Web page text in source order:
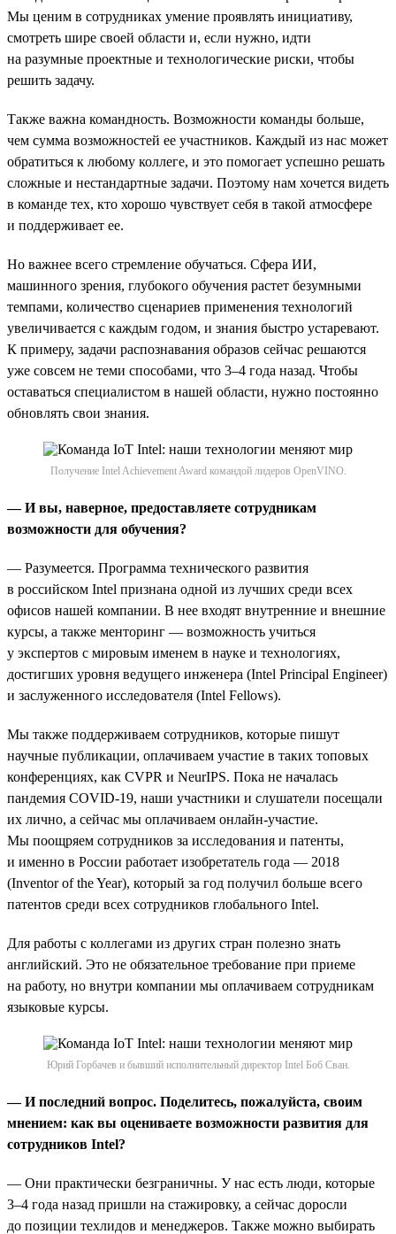
Мы ценим в сотрудниках умение проявлять инициативу,
смотреть шире своей области и, если нужно, идти
на разумные проектные и технологические риски, чтобы
решить задачу.
Также важна командность. Возможности команды больше,
чем сумма возможностей ее участников. Каждый из нас может
обратиться к любому коллеге, и это помогает успешно решать
сложные и нестандартные задачи. Поэтому нам хочется видеть
в команде тех, кто хорошо чувствует себя в такой атмосфере
и поддерживает ее.
Но важнее всего стремление обучаться. Сфера ИИ,
машинного зрения, глубокого обучения растет безумными
темпами, количество сценариев применения технологий
увеличивается с каждым годом, и знания быстро устаревают.
К примеру, задачи распознавания образов сейчас решаются
уже совсем не теми способами, что 3–4 года назад. Чтобы
оставаться специалистом в нашей области, нужно постоянно
обновлять свои знания.
Получение Intel Achievement Award командой лидеров OpenVINO.
— И вы, наверное, предоставляете сотрудникам
возможности для обучения?
— Разумеется. Программа технического развития
в российском Intel признана одной из лучших среди всех
офисов нашей компании. В нее входят внутренние и внешние
курсы, а также менторинг — возможность учиться
у экспертов с мировым именем в науке и технологиях,
достигших уровня ведущего инженера (Intel Principal Engineer)
и заслуженного исследователя (Intel Fellows).
Мы также поддерживаем сотрудников, которые пишут
научные публикации, оплачиваем участие в таких топовых
конференциях, как CVPR и NeurIPS. Пока не началась
пандемия COVID-19, наши участники и слушатели посещали
их лично, а сейчас мы оплачиваем онлайн-участие.
Мы поощряем сотрудников за исследования и патенты,
и именно в России работает изобретатель года — 2018
(Inventor of the Year), который за год получил больше всего
патентов среди всех сотрудников глобального Intel.
Для работы с коллегами из других стран полезно знать
английский. Это не обязательное требование при приеме
на работу, но внутри компании мы оплачиваем сотрудникам
языковые курсы.
Юрий Горбачев и бывший исполнительный директор Intel Боб Сван.
— И последний вопрос. Поделитесь, пожалуйста, своим
мнением: как вы оцениваете возможности развития для
сотрудников Intel?
— Они практически безграничны. У нас есть люди, которые
3–4 года назад пришли на стажировку, а сейчас доросли
до позиции техлидов и менеджеров. Также можно выбирать